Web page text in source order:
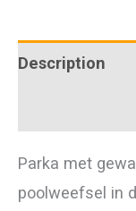
Description
Parka met
poolweefsel in